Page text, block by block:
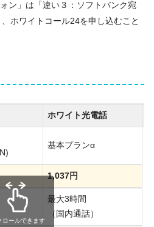
ン」は「違い３：ソフトバンク宛
ホワイトコール24を申し込むこと
ホワイト光電話
基本プランα
1,037円
最大3時間
（国内通話）
ロールできます